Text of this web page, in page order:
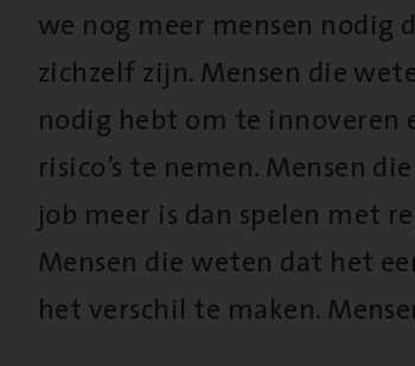
we nog meer mensen nodig
zichzelf zijn. Mensen die
nodig hebt om te innoveren
risico’s te nemen. Mensen
job meer is dan spelen met
Mensen die weten dat het
het verschil te maken.